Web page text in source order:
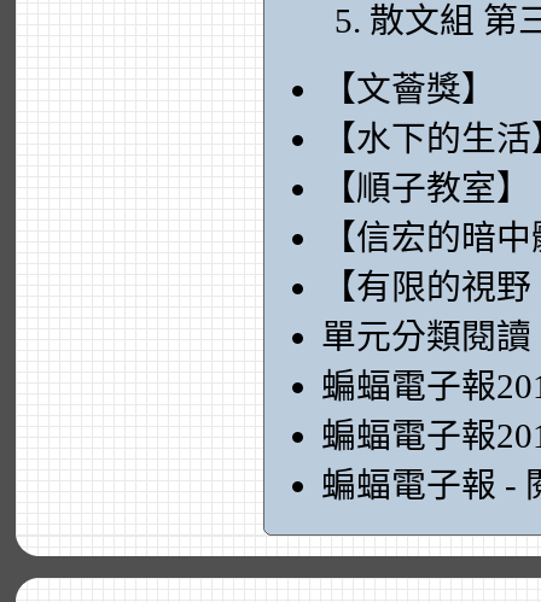
散文組 第
【文薈獎】
【水下的生
【順子教室】
【信宏的暗
【有限的視
單元分類閱讀
蝙蝠電子報
蝙蝠電子報
蝙蝠電子報 -